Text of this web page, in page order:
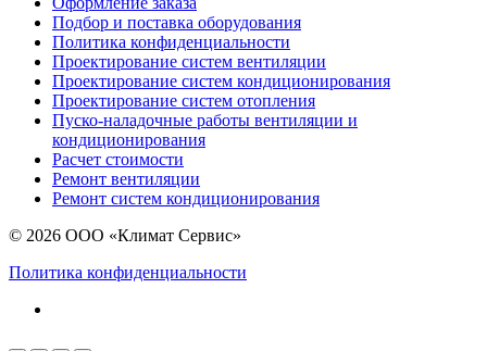
Подбор и поставка оборудования
Политика конфиденциальности
Проектирование систем вентиляции
Проектирование систем кондиционирования
Проектирование систем отопления
Пуско-наладочные работы вентиляции и
кондиционирования
Расчет стоимости
Ремонт вентиляции
Ремонт систем кондиционирования
© 2026 ООО «Климат Сервис»
Политика конфиденциальности